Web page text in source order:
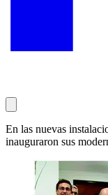
En las nuevas
inauguraron sus